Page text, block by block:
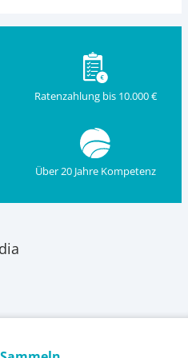
Ratenzahlung bis 10.000 €
Über 20 Jahre Kompetenz